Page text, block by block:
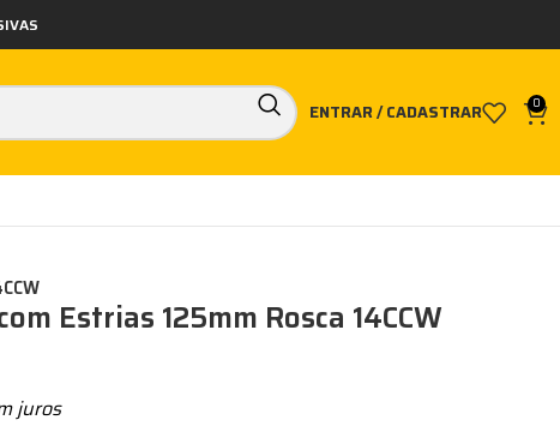
ENTRAR / CADASTRAR 0
Estrias 125mm Rosca 14CCW
juros